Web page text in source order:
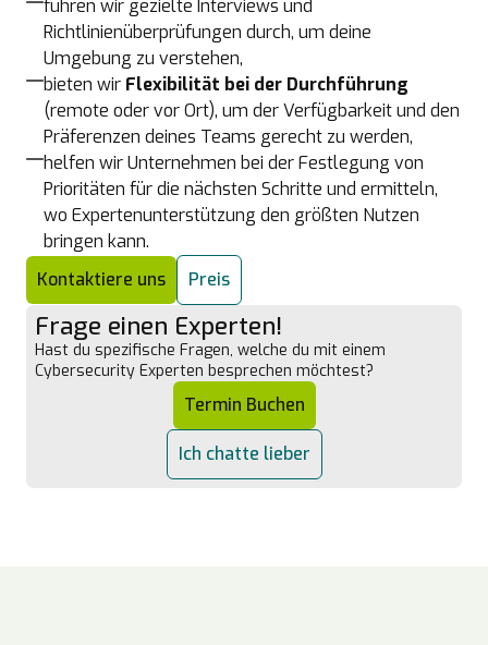
führen wir gezielte Interviews und
Richtlinienüberprüfungen durch, um deine
Umgebung zu verstehen,
bieten wir Flexibilität bei der Durchführung
(remote oder vor Ort), um der Verfügbarkeit und den
Präferenzen deines Teams gerecht zu werden,
helfen wir Unternehmen bei der Festlegung von
Prioritäten für die nächsten Schritte und ermitteln,
wo Expertenunterstützung den größten Nutzen
bringen kann.
Kontaktiere uns
Preis
Frage einen Experten!
Hast du spezifische Fragen, welche du mit einem
Cybersecurity Experten besprechen möchtest?
Termin Buchen
Ich chatte lieber